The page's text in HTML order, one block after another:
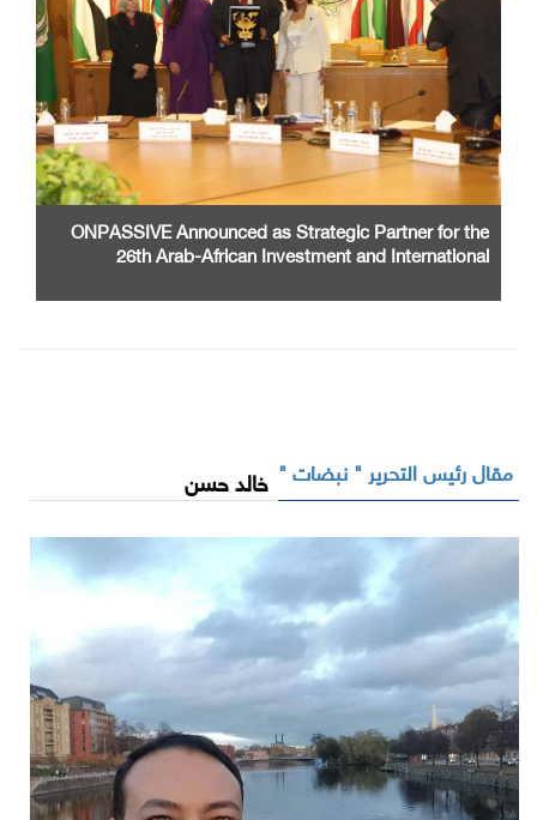
ONPASSIVE Announced as Strategic Partner for the
26th Arab-African Investment and International
مقال رئيس التحرير " نبضات " خالد حسن